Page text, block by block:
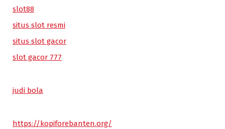
slot88
situs slot resmi
situs slot gacor
slot gacor 777
judi bola
https://kopiforebanten.org/